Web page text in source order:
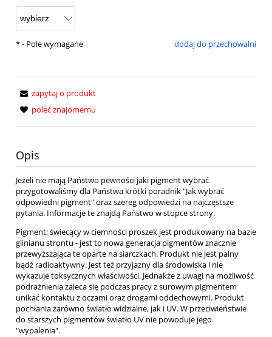
dodaj do przechowalni
*- Pole wymagane
zapytaj o produkt
poleć znajomemu
Opis
Jeżeli nie mają Państwo pewności jaki pigment wybrać
przygotowaliśmy dla Państwa krótki poradnik "Jak wybrać
odpowiedni pigment" oraz szereg odpowiedzi na najczęstsze
pytania. Informacje te znajdą Państwo w stopce strony.
Pigment; świecący w ciemności proszek jest produkowany na bazie
glinianu strontu - jest to nowa generacja pigmentów znacznie
przewyższająca te oparte na siarczkach. Produkt nie jest palny
bądź radioaktywny. Jest też przyjazny dla środowiska i nie
wykazuje toksycznych właściwości. Jednakże z uwagi na możliwość
podrażnienia zaleca się podczas pracy z surowym pigmentem
unikać kontaktu z oczami oraz drogami oddechowymi. Produkt
pochłania zarówno światło widzialne, jak i UV. W przeciwieństwie
do starszych pigmentów światło UV nie powoduje jego
"wypalenia".